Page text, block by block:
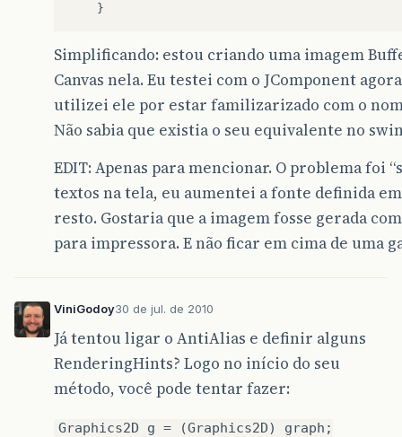
}
Simplificando: estou criando uma imagem
Canvas nela. Eu testei com o JComponent
utilizei ele por estar familizarizado com o
Não sabia que existia o seu equivalente no
EDIT: Apenas para mencionar. O problema foi
textos na tela, eu aumentei a fonte definida
resto. Gostaria que a imagem fosse gerada
para impressora. E não ficar em cima de uma
ViniGodoy30 de jul. de 2010
Já tentou ligar o AntiAlias e definir alguns
RenderingHints? Logo no início do seu
método, você pode tentar fazer:
Graphics2D g = (Graphics2D) graph;